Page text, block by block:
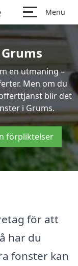
Menu
en utmaning –
Men om du
blir det
i Grums.
förpliktelser
för att
har du
fönster kan